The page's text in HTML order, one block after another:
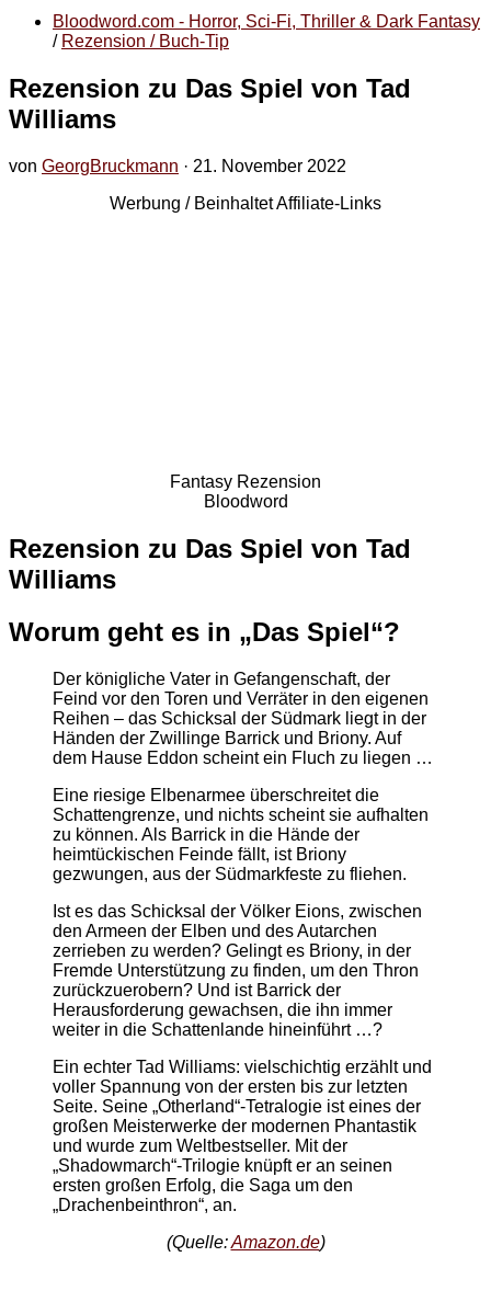
Bloodword.com - Horror, Sci-Fi, Thriller & Dark Fantasy
/ Rezension / Buch-Tip
Rezension zu Das Spiel von Tad
Williams
von GeorgBruckmann · 21. November 2022
Werbung / Beinhaltet Affiliate-Links
Fantasy Rezension
Bloodword
Rezension zu Das Spiel von Tad
Williams
Worum geht es in „Das Spiel“?
Der königliche Vater in Gefangenschaft, der
Feind vor den Toren und Verräter in den eigenen
Reihen – das Schicksal der Südmark liegt in der
Händen der Zwillinge Barrick und Briony. Auf
dem Hause Eddon scheint ein Fluch zu liegen …
Eine riesige Elbenarmee überschreitet die
Schattengrenze, und nichts scheint sie aufhalten
zu können. Als Barrick in die Hände der
heimtückischen Feinde fällt, ist Briony
gezwungen, aus der Südmarkfeste zu fliehen.
Ist es das Schicksal der Völker Eions, zwischen
den Armeen der Elben und des Autarchen
zerrieben zu werden? Gelingt es Briony, in der
Fremde Unterstützung zu finden, um den Thron
zurückzuerobern? Und ist Barrick der
Herausforderung gewachsen, die ihn immer
weiter in die Schattenlande hineinführt …?
Ein echter Tad Williams: vielschichtig erzählt und
voller Spannung von der ersten bis zur letzten
Seite. Seine „Otherland“-Tetralogie ist eines der
großen Meisterwerke der modernen Phantastik
und wurde zum Weltbestseller. Mit der
„Shadowmarch“-Trilogie knüpft er an seinen
ersten großen Erfolg, die Saga um den
„Drachenbeinthron“, an.
(Quelle:Amazon.de)